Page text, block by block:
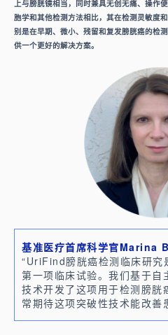
上与膀胱镜相当，同时兼具无创无痛、操作
胞学和其他检测方法相比，其在检测灵敏度
别是在早期、微小、残留和复发膀胱癌的检
供一个更好的解决方案。
基准医疗首席科学官Marina
“UriFind膀胱癌检测临床研究
第一项临床试验。我们基于自
技术开发了这项用于检测膀胱
常期待这项突破性技术能改善